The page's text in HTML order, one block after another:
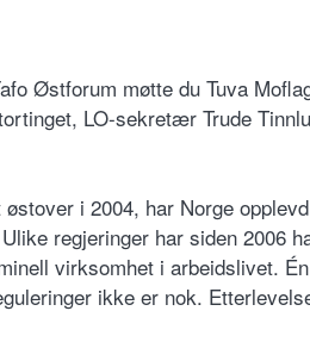
Østforum møtte du Tuva
LO-sekretær Trude
i 2004, har Norge
regjeringer har siden 2006
virksomhet i arbeidslivet.
ikke er nok.